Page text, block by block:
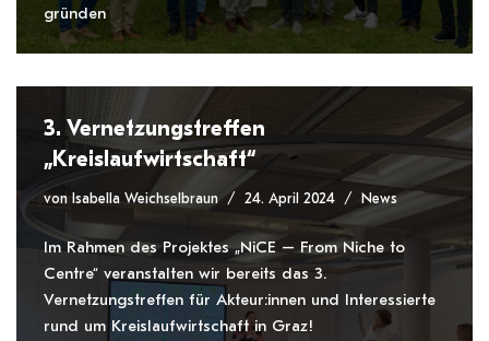
gründen
3. Vernetzungstreffen
„Kreislaufwirtschaft“
von Isabella Weichselbraun 24. April 2024 News
Im Rahmen des Projektes „NiCE – From Niche to
Centre“ veranstalten wir bereits das 3.
Vernetzungstreffen für Akteur:innen und Interessierte
rund um Kreislaufwirtschaft in Graz!